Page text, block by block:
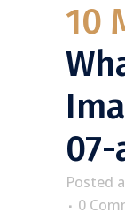
10
07-
Posted
0